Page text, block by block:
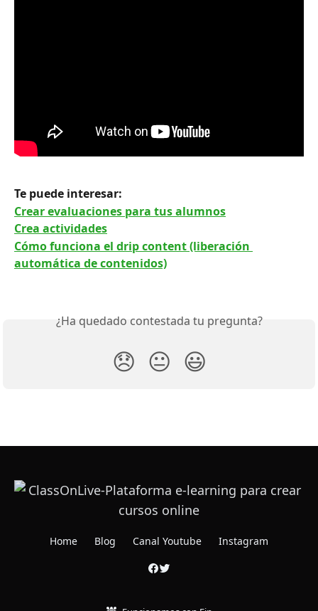
Te puede interesar:
Crear evaluaciones para tus alumnos
Crea actividades
Cómo funciona el drip content (liberación
automática de contenidos)
¿Ha quedado contestada tu pregunta?
😞 😐 😃
Home Blog Canal Youtube Instagram